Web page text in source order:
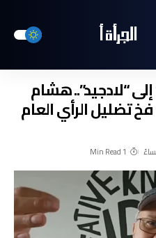
“لادجيد”.. هشام
تضليل الرأي العام
1 Min Read